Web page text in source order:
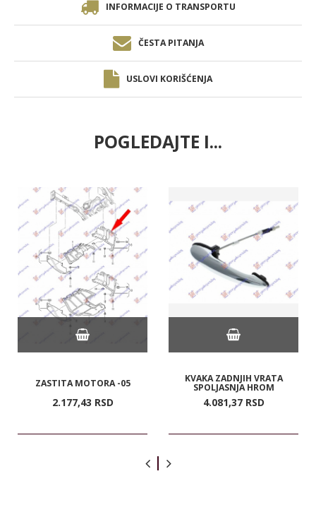
INFORMACIJE O TRANSPORTU
ČESTA PITANJA
USLOVI KORIŠĆENJA
POGLEDAJTE I...
ZASTITA MOTORA -05
2.177,43 RSD
KVAKA ZADNJIH VRATA
SPOLJASNJA HROM
4.081,37 RSD